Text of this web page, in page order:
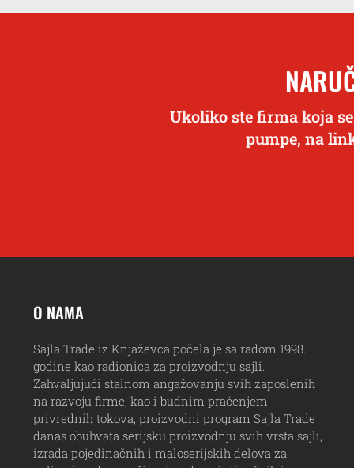
Ukoliko ste firma koja
pumpe, na
O NAMA
Sajla Trade iz Knjaževca počela je sa radom 1998.
godine kao radionica za proizvodnju sajli.
Zahvaljujući stalnom angažovanju svih zaposlenih
na razvoju firme, kao i budnim praćenjem
privrednih tokova, proizvodni program Sajla Trade
danas obuhvata serijsku proizvodnju svih vrsta sajli,
izrada pojedinačnih i maloserijskih delova za